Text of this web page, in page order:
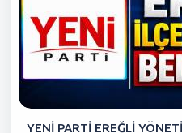
YENİ PARTİ EREĞLİ